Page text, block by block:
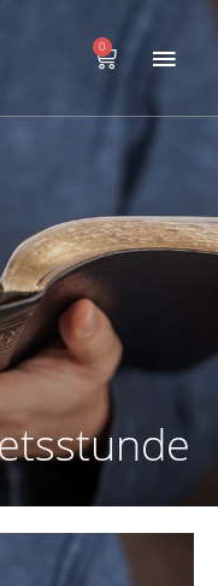
0
Warenkorb